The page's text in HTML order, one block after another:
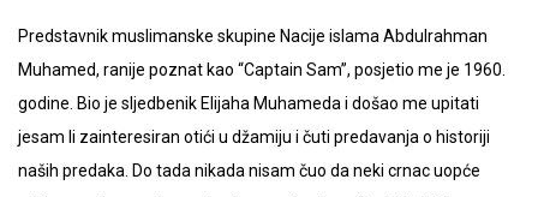
Predstavnik muslimanske skupine Nacije islama Abdulrahman
Muhamed, ranije poznat kao “Captain Sam”, posjetio me je 1960.
godine. Bio je sljedbenik Elijaha Muhameda i došao me upitati
jesam li zainteresiran otići u džamiju i čuti predavanja o historiji
naših predaka. Do tada nikada nisam čuo da neki crnac uopće